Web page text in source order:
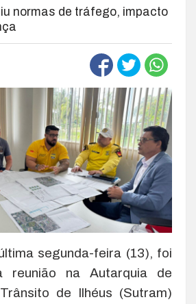
normas de tráfego, impacto
segunda-feira (13), foi
reunião na Autarquia de
de Ilhéus (Sutram)